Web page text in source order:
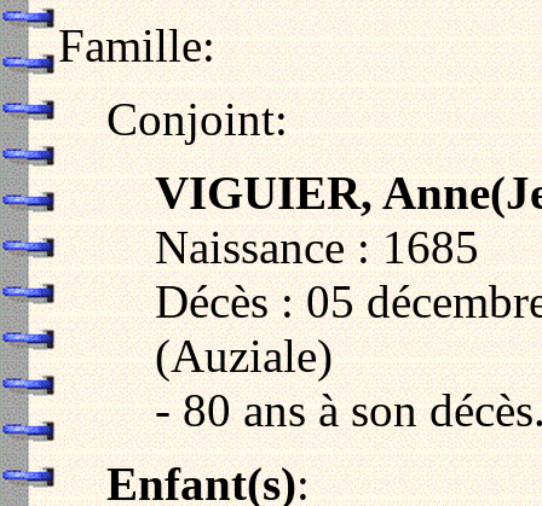
Famille:
Conjoint:
VIGUIER,
Naissance : 1685
Décès : 05
(Auziale)
- 80 ans à son
Enfant(s):